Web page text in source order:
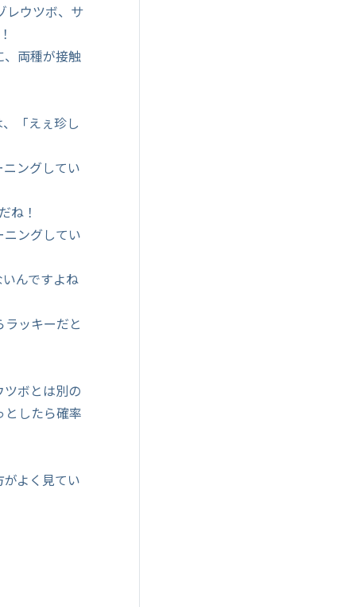
レウツボ、サ
両種が接触
「えぇ珍し
ングしてい
ね！
ングしてい
んですよね
ッキーだと
ボとは別の
としたら確率
よく見てい